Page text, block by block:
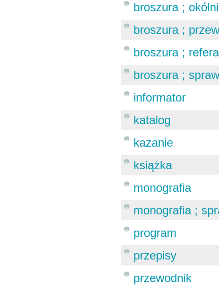
broszura ;
broszura ;
broszura ;
broszura ;
informator
katalog
kazanie
książka
monografia
monografia ;
program
przepisy
przewodnik